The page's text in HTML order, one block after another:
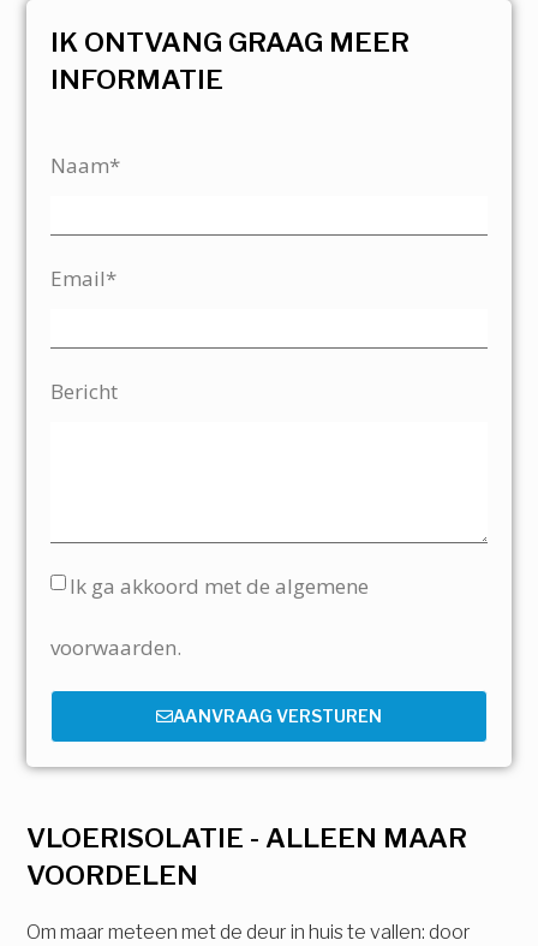
VLOERISOLATIE - ALLEEN MAAR
VOORDELEN
Om maar meteen met de deur in huis te vallen: door
IK ONTVANG GRAAG MEER
INFORMATIE
Naam*
Email*
Bericht
Ik ga akkoord met de algemene
voorwaarden.
AANVRAAG VERSTUREN